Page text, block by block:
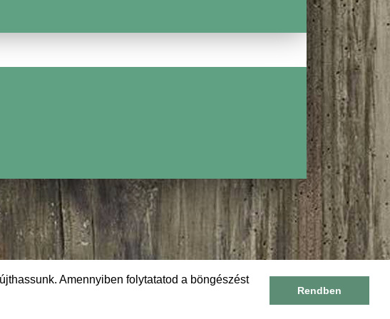
Amennyiben folytatatod a böngészést
Rendben